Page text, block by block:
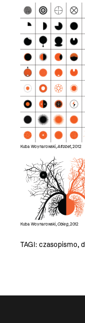
Kuba Woynarowski,Alfabet, 2012
Kuba Woynarowski, Obieg, 2012
TAGI:czasopismo,